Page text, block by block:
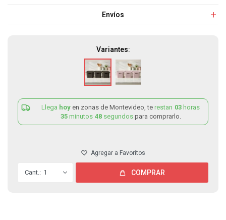
Envíos
Variantes:
Llega hoy en zonas de Montevideo, te restan 03 horas
35 minutos 48 segundos para comprarlo.
1 COMPRAR